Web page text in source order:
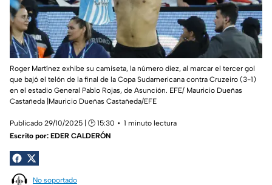
Roger Martínez exhibe su camiseta, la número diez, al marcar el tercer gol
que bajó el telón de la final de la Copa Sudamericana contra Cruzeiro (3-1)
en el estadio General Pablo Rojas, de Asunción. EFE/ Mauricio Dueñas
Castañeda |Mauricio Dueñas Castañeda/EFE
Publicado 29/10/2025 | 🕑 15:30
1 minuto lectura
Escrito por: EDER CALDERÓN
No soportado